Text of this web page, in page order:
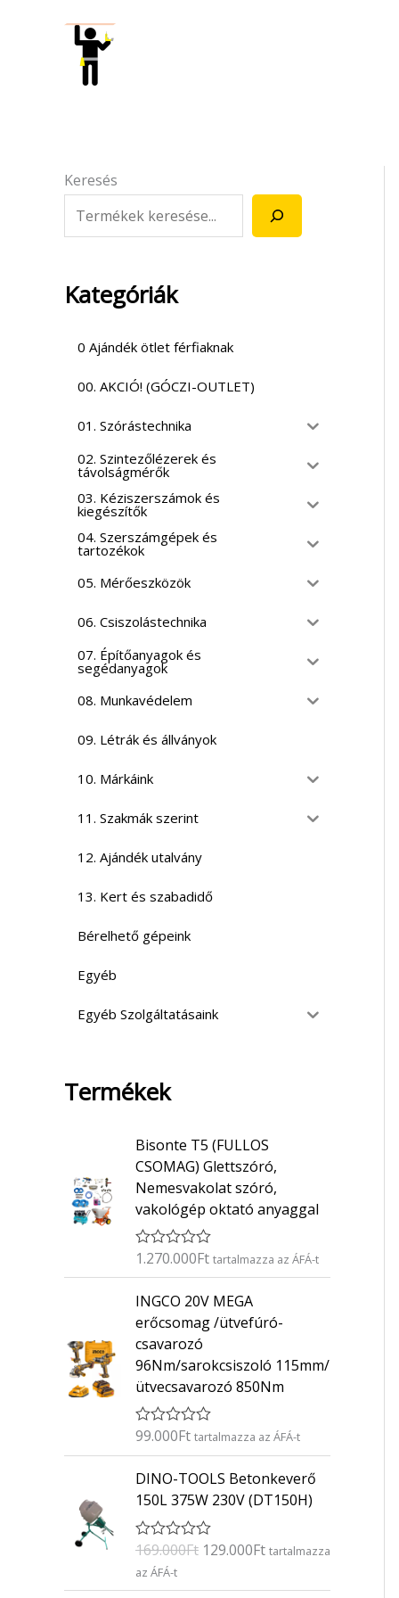
Keresés
Kategóriák
0 Ajándék ötlet férfiaknak
00. AKCIÓ! (GÓCZI-OUTLET)
01. Szórástechnika
02. Szintezőlézerek és
távolságmérők
03. Kéziszerszámok és
kiegészítők
04. Szerszámgépek és
tartozékok
05. Mérőeszközök
06. Csiszolástechnika
07. Építőanyagok és
segédanyagok
08. Munkavédelem
09. Létrák és állványok
10. Márkáink
11. Szakmák szerint
12. Ajándék utalvány
13. Kert és szabadidő
Bérelhető gépeink
Egyéb
Egyéb Szolgáltatásaink
Termékek
Bisonte T5 (FULLOS
CSOMAG) Glettszóró,
Nemesvakolat szóró,
vakológép oktató anyaggal
É
é
e
l
é
s
:
/
5
1.270.000Ft tartalmazza az ÁFÁ-t
INGCO 20V MEGA
erőcsomag /ütvefúró-
csavarozó
96Nm/sarokcsiszoló 115mm/
ütvecsavarozó 850Nm
É
é
k
e
é
s
0
/
99.000Ft tartalmazza az ÁFÁ-t
DINO-TOOLS Betonkeverő
150L 375W 230V (DT150H)
É
t
é
169.000Ft
O
r
g
129.000Ft
C
u
etartalmazza
az ÁFÁ-t